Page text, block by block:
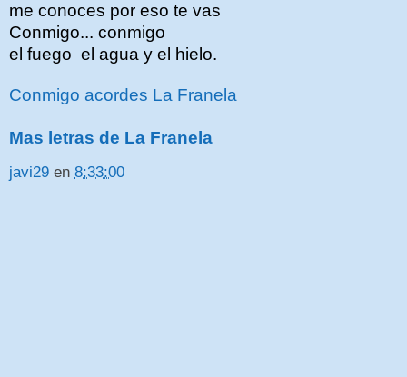
me conoces por eso te vas
Conmigo... conmigo
el fuego el agua y el hielo.
Conmigo acordes La Franela
Mas letras de La Franela
javi29 en 8:33:00